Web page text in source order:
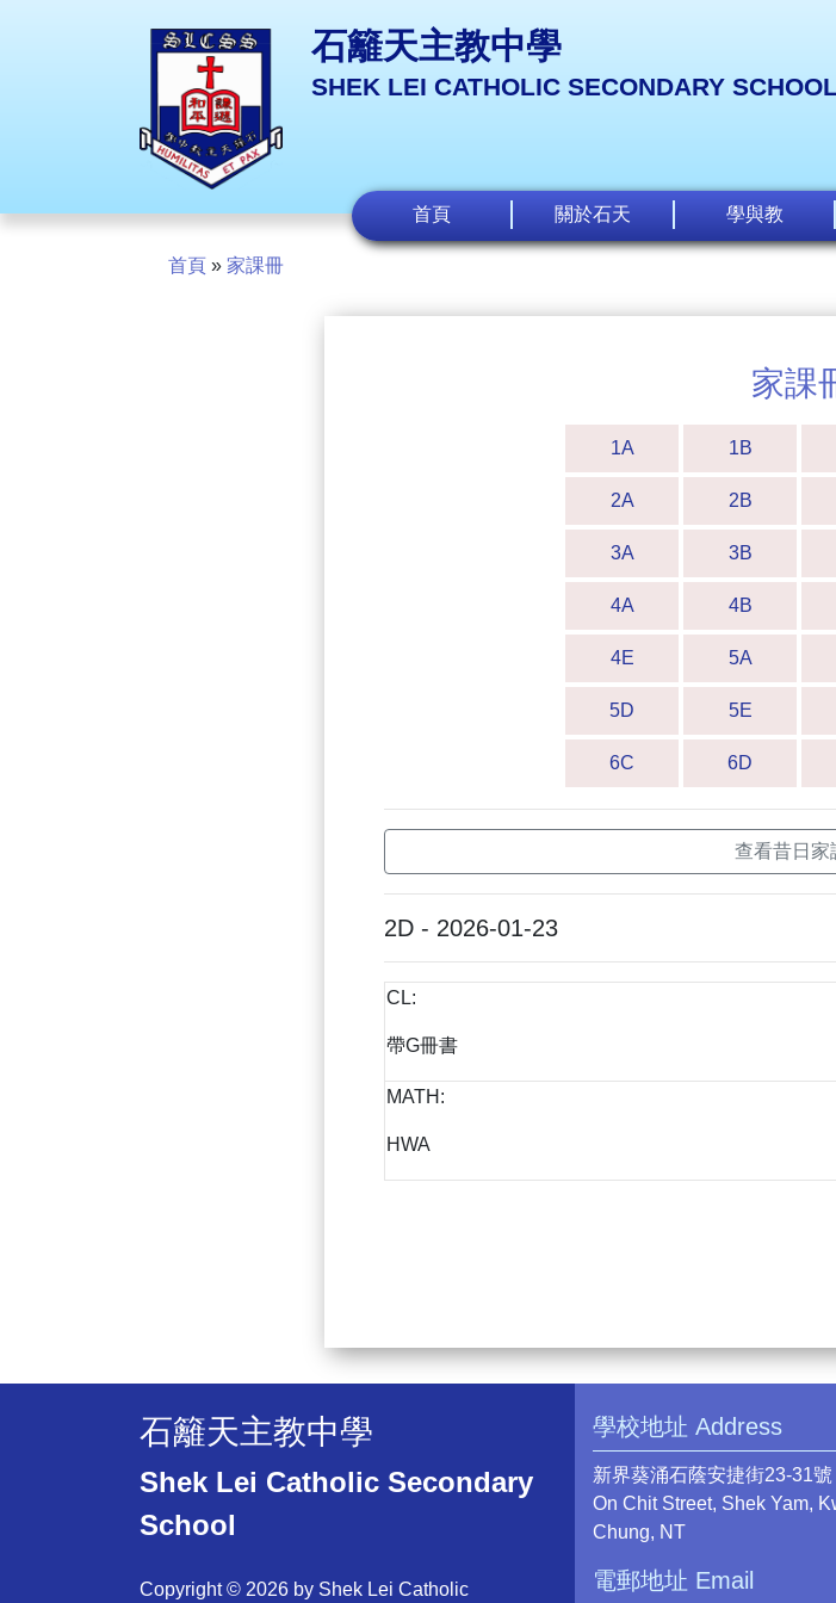
石籬天主教中學
SHEK LEI CATHOLIC SECONDARY
首頁 關於石天 學與教
首頁 » 家課冊
家課
1A 1B
2A 2B
3A 3B
4A 4B
4E 5A
5D 5E
6C 6D
查看昔日家
2D - 2026-01-23
CL:
帶G冊書
MATH:
HWA
石籬天主教中學
Shek Lei Catholic Secondary
School
Copyright © 2026 by Shek Lei Catholic
學校地址 Address
新界葵涌石蔭安捷街23-31號
On Chit Street, Shek Yam,
Chung, NT
電郵地址 Email